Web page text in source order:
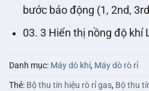
bước báo động (1, 2nd,
03. 3 Hiển thị nồng độ khí
Danh mục: Máy dò khí, Máy dò rò rỉ
Thẻ: Bộ thu tín hiệu rò rỉ gas, Bộ thu